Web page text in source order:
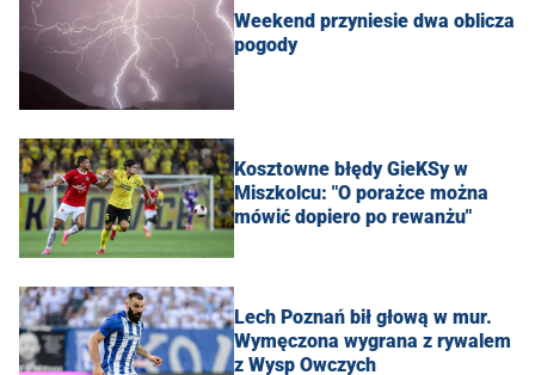
Weekend przyniesie dwa oblicza
pogody
Kosztowne błędy GieKSy w
Miszkolcu: "O porażce można
mówić dopiero po rewanżu"
Lech Poznań bił głową w mur.
Wymęczona wygrana z rywalem
z Wysp Owczych